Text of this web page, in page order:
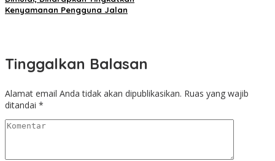
Kenyamanan Pengguna Jalan
Tinggalkan Balasan
Alamat email Anda tidak akan dipublikasikan. Ruas yang wajib
ditandai *